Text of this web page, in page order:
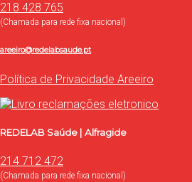
218 428 765
(Chamada para rede fixa nacional)
areeiro@redelabsaude.pt
Política de Privacidade Areeiro
REDELAB Saúde | Alfragide
214 712 472
(Chamada para rede fixa nacional)